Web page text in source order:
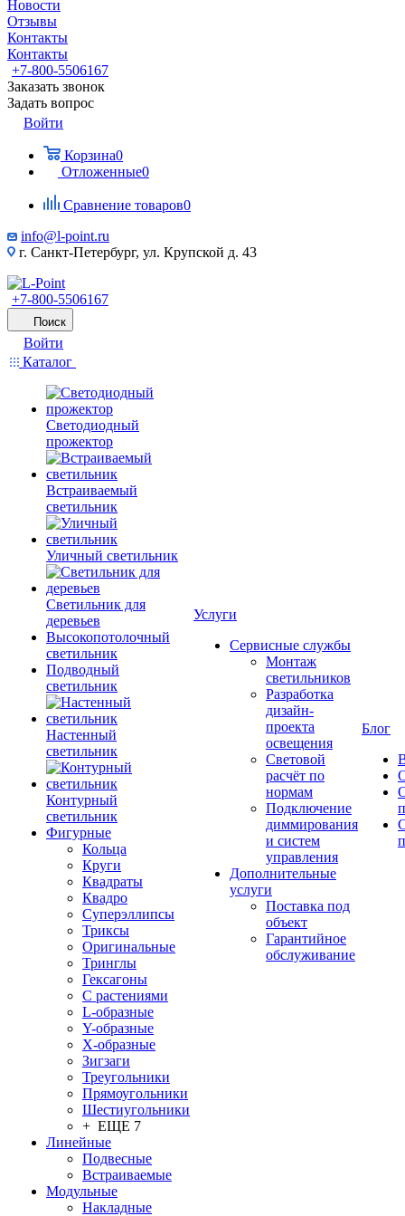
Новости
Отзывы
Контакты
Контакты
+7-800-5506167
Заказать звонок
Задать вопрос
Войти
Корзина0
Отложенные0
Сравнение товаров0
info@l-point.ru
г. Санкт-Петербург, ул. Крупской д. 43
+7-800-5506167
Поиск
Войти
Каталог
Светодиодный
прожектор
Встраиваемый
светильник
Уличный светильник
Светильник для
деревьев
Высокопотолочный
светильник
Подводный
светильник
Настенный
светильник
Контурный
светильник
Фигурные
Кольца
Круги
Квадраты
Квадро
Суперэллипсы
Триксы
Оригинальные
Тринглы
Гексагоны
С растениями
L-образные
Y-образные
X-образные
Зигзаги
Треугольники
Прямоугольники
Шестиугольники
+ ЕЩЕ 7
Линейные
Подвесные
Встраиваемые
Модульные
Накладные
Услуги
Сервисные службы
Монтаж
светильников
Разработка
дизайн-
проекта
освещения
Световой
расчёт по
нормам
Подключение
диммирования
и систем
управления
Дополнительные
услуги
Поставка под
объект
Гарантийное
обслуживание
Блог